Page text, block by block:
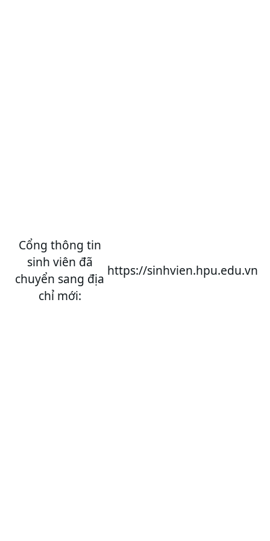
Cổng thông tin
sinh viên đã
chuyển sang địa
chỉ mới:
https://sinhvien.hpu.edu.vn